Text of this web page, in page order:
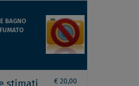
BAGNO
stimati € 20,00